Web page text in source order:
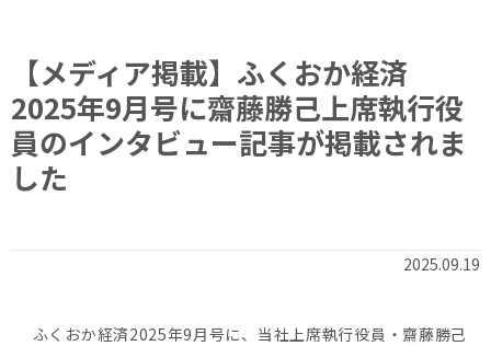
【メディア掲載】ふくおか経済
2025年9月号に齋藤勝己上席執行役
員のインタビュー記事が掲載されま
した
2025.09.19
ふくおか経済2025年9月号に、当社上席執行役員・齋藤勝己